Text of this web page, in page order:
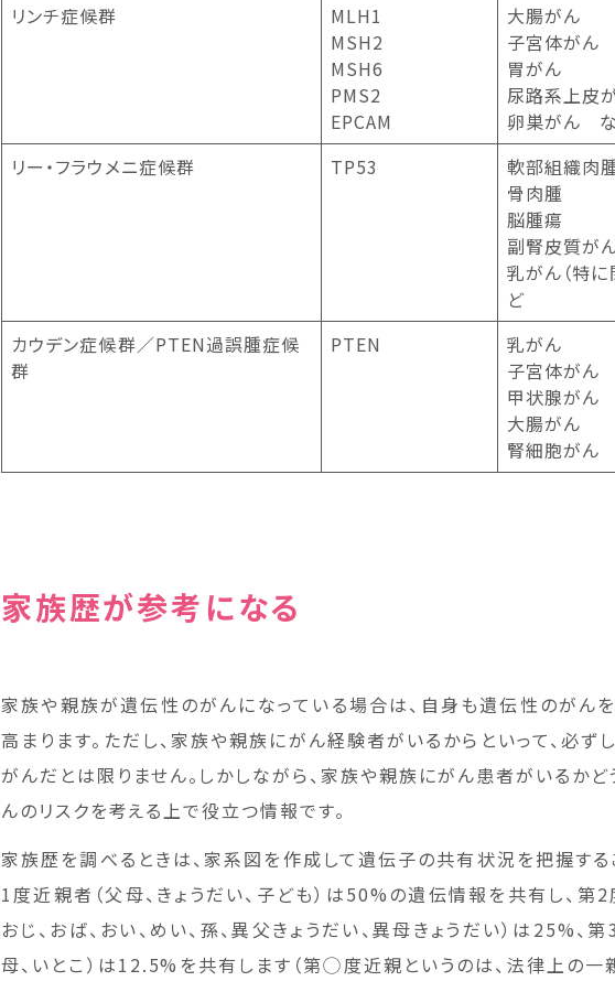
リンチ症候群
MLH1
MSH2
MSH6
PMS2
EPCAM
大腸がん
子宮体がん
胃がん
尿路系上皮
卵巣がん
リー・フラウメニ症候群
TP53
軟部組織肉
骨肉腫
脳腫瘍
副腎皮質が
乳がん（特
ど
カウデン症候群／PTEN過誤腫症候
群
PTEN
乳がん
子宮体がん
甲状腺がん
大腸がん
腎細胞がん
家族歴が参考になる
家族や親族が遺伝性のがんになっている場合は、自身も遺伝性のがん
高まります。ただし、家族や親族にがん経験者がいるからといって、必ず
がんだとは限りません。しかしながら、家族や親族にがん患者がいるかど
んのリスクを考える上で役立つ情報です。
家族歴を調べるときは、家系図を作成して遺伝子の共有状況を把握する
1度近親者（父母、きょうだい、子ども）は50%の遺伝情報を共有し、第2
おじ、おば、おい、めい、孫、異父きょうだい、異母きょうだい）は25%、
母、いとこ）は12.5%を共有します（第◯度近親というのは、法律上の一